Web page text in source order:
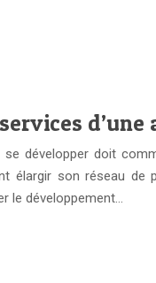
développer doit
élargir son réseau de
le développement…